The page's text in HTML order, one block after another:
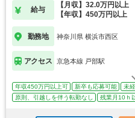
給与
【月収】32.0万円以上
【年収】450万円以上
勤務地 神奈川県 横浜市西区
アクセス 京急本線 戸部駅
年収450万円以上可 新卒も応募可能
未
原則、引越しを伴う転勤なし
残業月10ｈ